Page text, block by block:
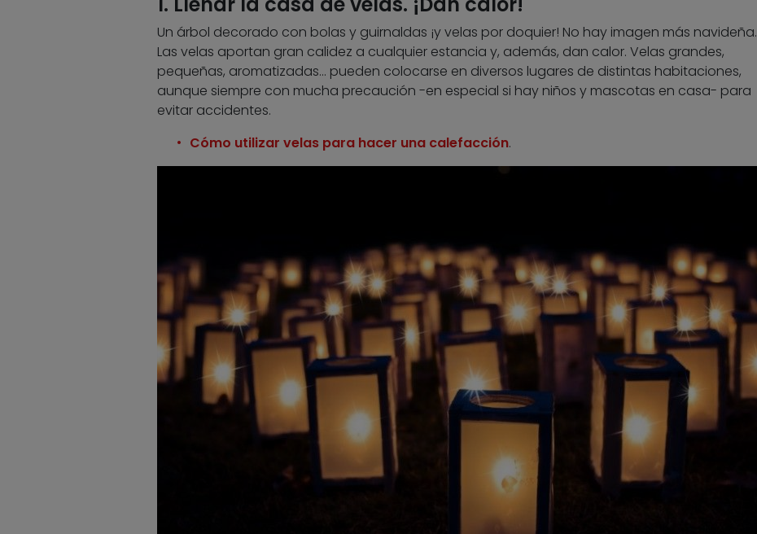
Un árbol decorado con bolas y guirnaldas ¡y velas por doquier! No hay imagen más navideña.
Las velas aportan gran calidez a cualquier estancia y, además, dan calor. Velas grandes,
pequeñas, aromatizadas… pueden colocarse en diversos lugares de distintas habitaciones,
aunque siempre con mucha precaución -en especial si hay niños y mascotas en casa- para
evitar accidentes.
Cómo utilizar velas para hacer una calefacción.